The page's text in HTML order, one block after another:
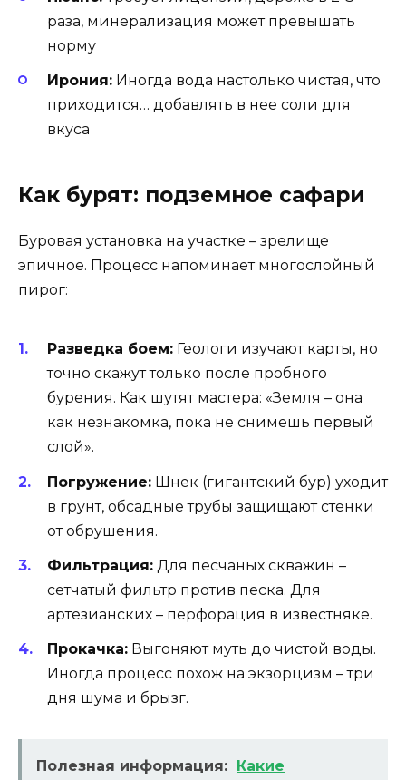
раза, минерализация может превышать
норму
Ирония: Иногда вода настолько чистая, что
приходится… добавлять в нее соли для
вкуса
Как бурят: подземное сафари
Буровая установка на участке – зрелище
эпичное. Процесс напоминает многослойный
пирог:
Разведка боем: Геологи изучают карты, но
точно скажут только после пробного
бурения. Как шутят мастера: «Земля – она
как незнакомка, пока не снимешь первый
слой».
Погружение: Шнек (гигантский бур) уходит
в грунт, обсадные трубы защищают стенки
от обрушения.
Фильтрация: Для песчаных скважин –
сетчатый фильтр против песка. Для
артезианских – перфорация в известняке.
Прокачка: Выгоняют муть до чистой воды.
Иногда процесс похож на экзорцизм – три
дня шума и брызг.
Полезная информация: Какие